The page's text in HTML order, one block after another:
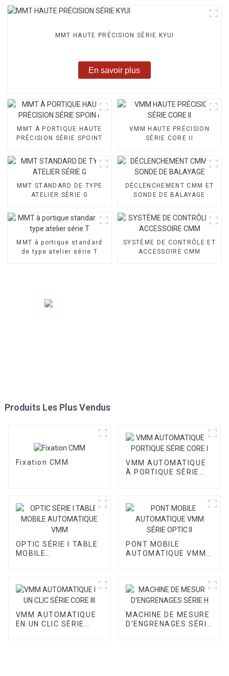
MMT HAUTE PRÉCISION SÉRIE KYUI
En savoir plus
MMT À PORTIQUE HAUTE
PRÉCISION SÉRIE SPOINT
VMM HAUTE PRÉCISION
SÉRIE CORE II
MMT STANDARD DE TYPE
ATELIER SÉRIE G
DÉCLENCHEMENT CMM ET
SONDE DE BALAYAGE
MMT à portique standard
de type atelier série T
SYSTÈME DE CONTRÔLE ET
ACCESSOIRE CMM
Produits Les Plus Vendus
Fixation CMM
VMM AUTOMATIQUE
À PORTIQUE SÉRIE
OPTIC SÉRIE I TABLE
MOBILE
PONT MOBILE
AUTOMATIQUE VMM
VMM AUTOMATIQUE
EN UN CLIC SÉRIE
MACHINE DE MESURE
D'ENGRENAGES SÉRIE